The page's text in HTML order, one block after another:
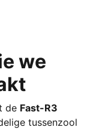
we
de Fast-R3
tussenzool